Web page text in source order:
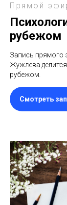
Прямой
рубежом
Запись прямого
Жужлева
рубежом.
Смотреть